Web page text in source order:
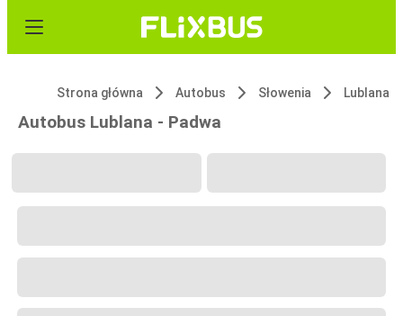
Strona główna Autobus Słowenia Lublana
Autobus Lublana - Padwa